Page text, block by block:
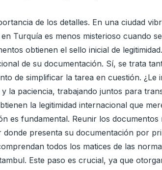
de los detalles. En una ciudad
Turquía es menos misterioso cuando
obtienen el sello inicial de
de su documentación. Sí, se trata
de simplificar la tarea en cuestión. ¿Le
la paciencia, trabajando juntos para
la legitimidad internacional que
es fundamental. Reunir los
presenta su documentación por
todos los matices de las
Este paso es crucial, ya que